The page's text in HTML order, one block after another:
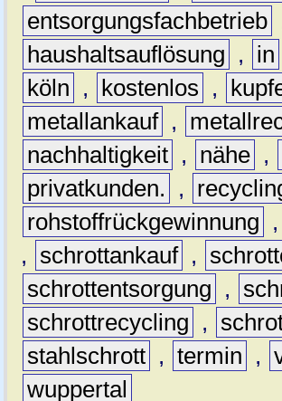
entsorgungsfachbetrieb
haushaltsauflösung
, in
köln
, kostenlos ,
metallankauf ,
nachhaltigkeit , nähe ,
privatkunden.
,
rohstoffrückgewinnung
,
,
schrottankauf ,
schrottentsorgung
,
schrottrecycling
,
stahlschrott , termin ,
wuppertal